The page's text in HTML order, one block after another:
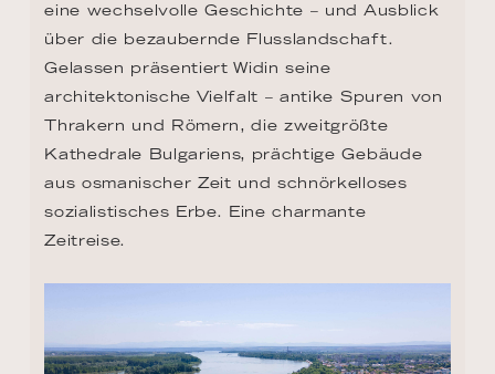
eine wechselvolle Geschichte – und Ausblick
über die bezaubernde Flusslandschaft.
Gelassen präsentiert Widin seine
architektonische Vielfalt – antike Spuren von
Thrakern und Römern, die zweitgrößte
Kathedrale Bulgariens, prächtige Gebäude
aus osmanischer Zeit und schnörkelloses
sozialistisches Erbe. Eine charmante
Zeitreise.